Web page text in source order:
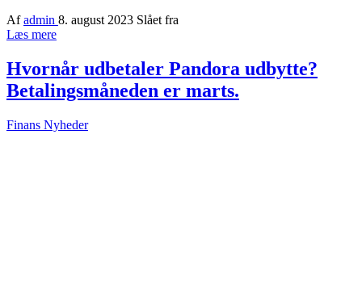
Af admin 8. august 2023 Slået fra
Læs mere
Hvornår udbetaler Pandora udbytte?
Betalingsmåneden er marts.
Finans Nyheder